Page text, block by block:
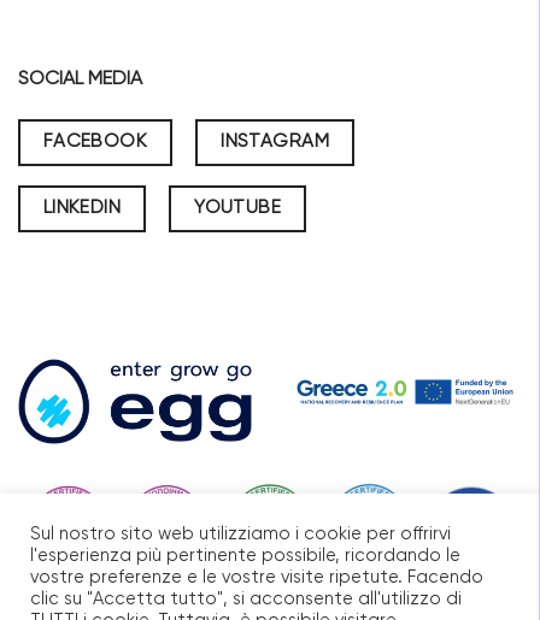
SOCIAL MEDIA
FACEBOOK INSTAGRAM
LINKEDIN YOUTUBE
Sul nostro sito web utilizziamo i cookie per offrirvi
l'esperienza più pertinente possibile, ricordando le
vostre preferenze e le vostre visite ripetute. Facendo
clic su "Accetta tutto", si acconsente all'utilizzo di